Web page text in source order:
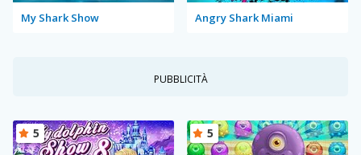
My Shark Show Angry Shark Miami
PUBBLICITÀ
5 5